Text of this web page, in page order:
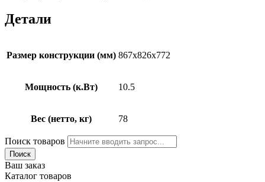
Детали
Размер конструкции (мм) 867х826х772
Мощность (к.Вт) 10.5
Вес (нетто, кг) 78
Поиск товаров
Поиск
Ваш заказ
Каталог товаров